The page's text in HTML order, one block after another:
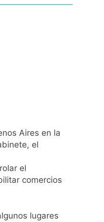
Aires en la
el
el
comercios
lugares